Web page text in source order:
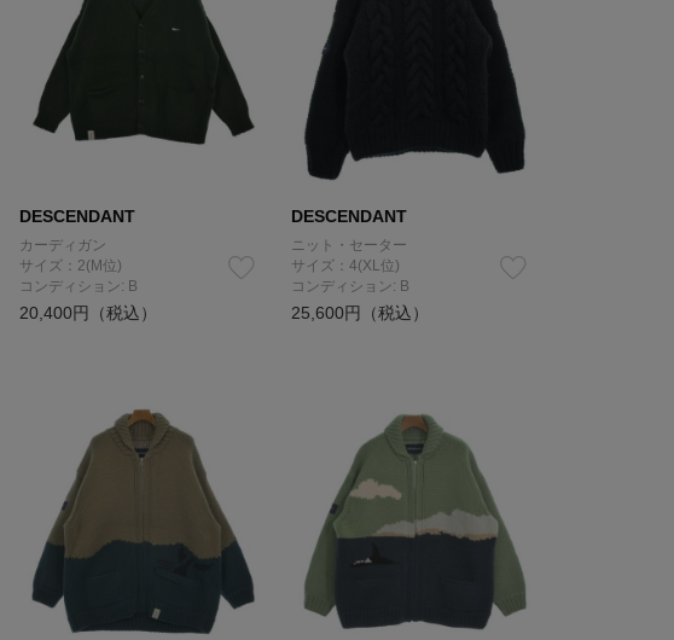
DESCENDANT
カーディガン
サイズ：2(M位)
コンディション: B
20,400円（税込）
DESCENDANT
ニット・セーター
サイズ：4(XL位)
コンディション: B
25,600円（税込）